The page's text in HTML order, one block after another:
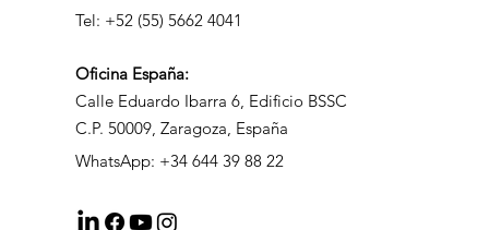
Tel: +52 (55) 5662 4041
OficinaEspaña:
Calle Eduardo Ibarra 6, Edificio BSSC
C.P. 50009, Zaragoza, España
WhatsApp: +34 644 39 88 22